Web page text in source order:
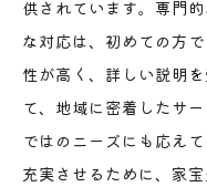
豊岡駅周辺で
地元に密着した
の特色
地元密着型の
家宝豊岡店
供されています。専門
な対応は、初めての方
性が高く、詳しい説明
て、地域に密着したサ
ではのニーズにも応え
充実させるために、家